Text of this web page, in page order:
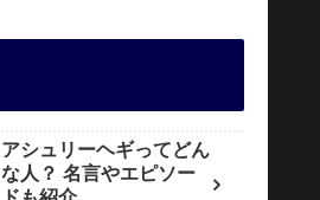
アシュリーヘギってどん
な人？ 名言やエピソー